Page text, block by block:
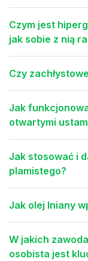
Czym jest
jak sobie z nią
Czy
Jak
otwartymi
Jak stosować i
plamistego?
Jak olej lniany
W jakich
osobista jest